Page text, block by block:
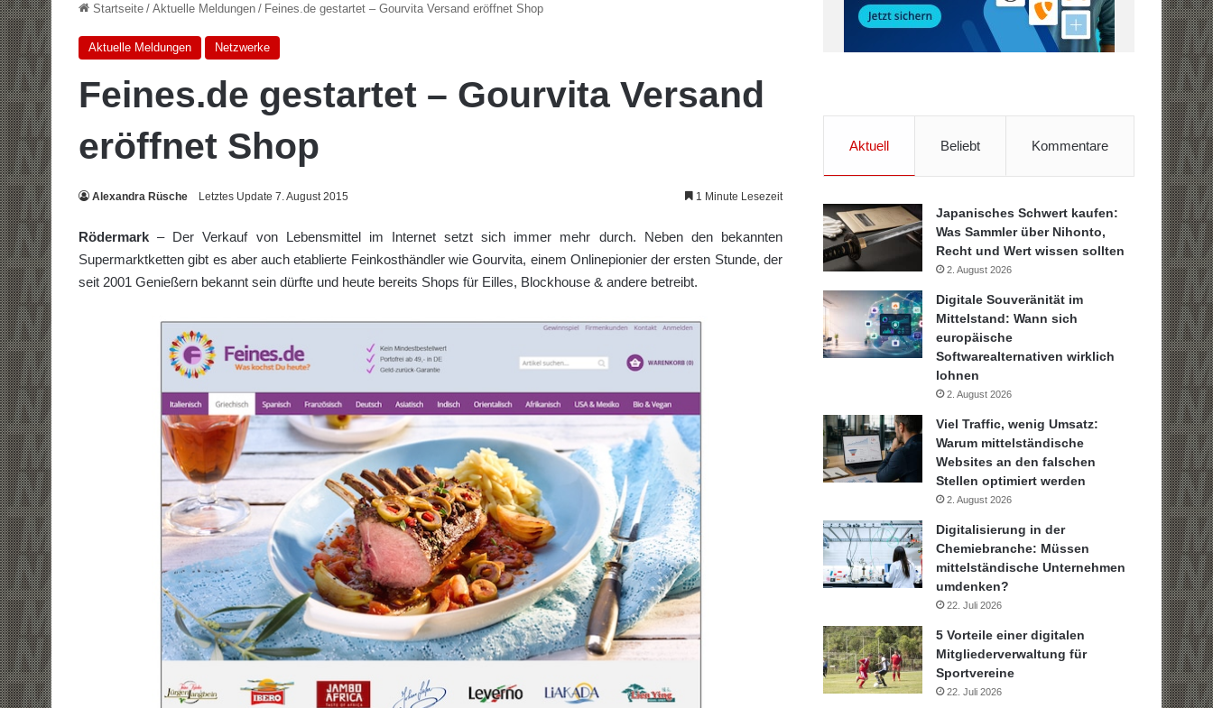
Startseite / Aktuelle Meldungen / Feines.de gestartet – Gourvita Versand eröffnet Shop
Aktuelle Meldungen Netzwerke
Feines.de gestartet – Gourvita Versand
eröffnet Shop
Alexandra Rüsche Letztes Update 7. August 2015 1 Minute Lesezeit
Rödermark – Der Verkauf von Lebensmittel im Internet setzt sich immer mehr durch. Neben den bekannten
Supermarktketten gibt es aber auch etablierte Feinkosthändler wie Gourvita, einem Onlinepionier der ersten Stunde, der
seit 2001 Genießern bekannt sein dürfte und heute bereits Shops für Eilles, Blockhouse & andere betreibt.
Aktuell Beliebt Kommentare
Japanisches Schwert kaufen:
Was Sammler über Nihonto,
Recht und Wert wissen sollten
2. August 2026
Digitale Souveränität im
Mittelstand: Wann sich
europäische
Softwarealternativen wirklich
lohnen
2. August 2026
Viel Traffic, wenig Umsatz:
Warum mittelständische
Websites an den falschen
Stellen optimiert werden
2. August 2026
Digitalisierung in der
Chemiebranche: Müssen
mittelständische Unternehmen
umdenken?
22. Juli 2026
5 Vorteile einer digitalen
Mitgliederverwaltung für
Sportvereine
22. Juli 2026